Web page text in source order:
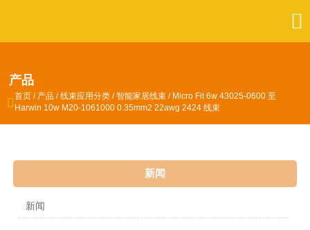

产品
 首页 / 产品 /线束应用分类 /智能家居线束 / Micro Fit 6w 43025-0600 至
Harwin 10w M20-1061000 0.35mm2 22awg 2424 线束
新闻
新闻